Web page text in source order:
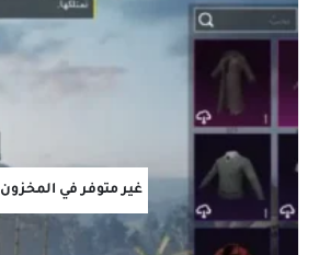
غير متوفر في المخزون